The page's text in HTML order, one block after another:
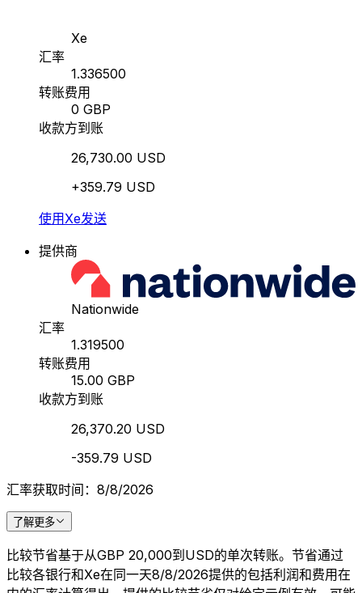
Xe
汇率
1.336500
转账费用
0 GBP
收款方到账
26,730.00 USD
+359.79 USD
使用Xe发送
提供商
Nationwide
汇率
1.319500
转账费用
15.00 GBP
收款方到账
26,370.20 USD
-359.79 USD
汇率获取时间：8/8/2026
了解更多
比较节省基于从GBP 20,000到USD的单次转账。节省通过
比较各银行和Xe在同一天8/8/2026提供的包括利润和费用在